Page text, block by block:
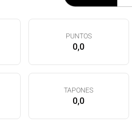
PUNTOS
0,0
TAPONES
0,0